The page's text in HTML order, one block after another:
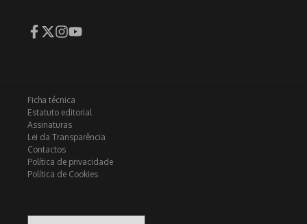
Ficha técnica
Estatuto editorial
Assinaturas
Lei da Transparência
Contactos
Política de privacidade
Política de Cookies